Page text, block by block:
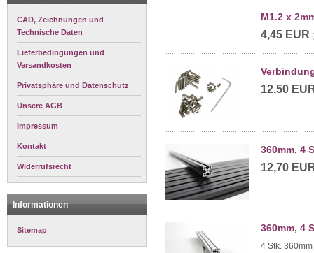
CAD, Zeichnungen und
Technische Daten
Lieferbedingungen und
Versandkosten
Privatsphäre und Datenschutz
Unsere AGB
Impressum
Kontakt
Widerrufsrecht
Informationen
Sitemap
M1.2 x
4,45 EUR
12,50
360mm, 4
12,70
360mm, 4
4 Stk.